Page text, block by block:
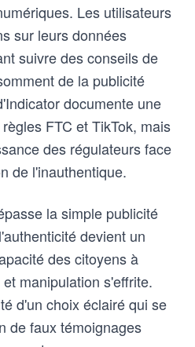
Les utilisateurs
sur leurs données
suivre des conseils de
de la publicité
documente une
FTC et TikTok, mais
des régulateurs face
de l'inauthentique.
la simple publicité
devient un
des citoyens à
manipulation s'effrite.
d'un choix éclairé qui se
de faux témoignages